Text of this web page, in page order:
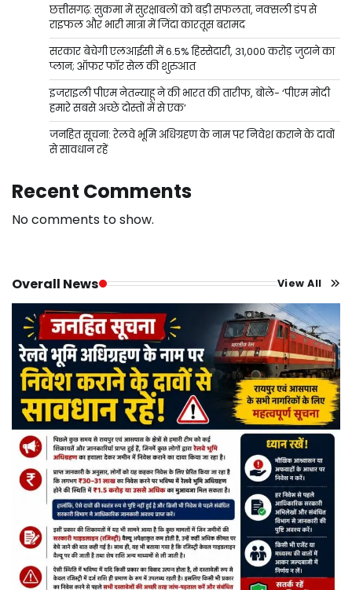
छत्तीसगढ़: सुकमा में सुरक्षाबलों को बड़ी सफलता, नक्सली डंप से
राइफल और भारी मात्रा में जिंदा कारतूस बरामद
सरकार बेचेगी एलआईसी में 6.5% हिस्सेदारी, 31,000 करोड़ जुटाने का
प्लान; ऑफर फॉर सेल की शुरुआत
इजराइली पीएम नेतन्याहू ने की भारत की तारीफ, बोले- ‘पीएम मोदी
हमारे सबसे अच्छे दोस्तों में से एक’
जनहित सूचना: रेलवे भूमि अधिग्रहण के नाम पर निवेश कराने के दावों
से सावधान रहें
Recent Comments
No comments to show.
Overall News View All